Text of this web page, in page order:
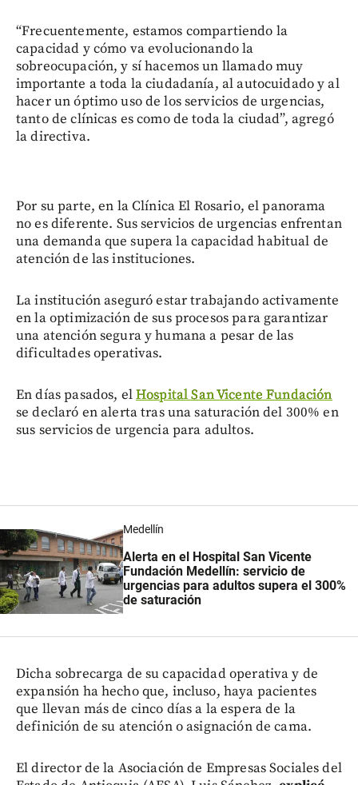
“Frecuentemente, estamos compartiendo la
capacidad y cómo va evolucionando la
sobreocupación, y sí hacemos un llamado muy
importante a toda la ciudadanía, al autocuidado y al
hacer un óptimo uso de los servicios de urgencias,
tanto de clínicas es como de toda la ciudad”, agregó
la directiva.
Por su parte, en la Clínica El Rosario, el panorama
no es diferente. Sus servicios de urgencias enfrentan
una demanda que supera la capacidad habitual de
atención de las instituciones.
La institución aseguró estar trabajando activamente
en la optimización de sus procesos para garantizar
una atención segura y humana a pesar de las
dificultades operativas.
En días pasados, elHospital San Vicente Fundación
se declaró en alerta tras una saturación del 300% en
sus servicios de urgencia para adultos.
Medellín
Alerta en el Hospital San Vicente
Fundación Medellín: servicio de
urgencias para adultos supera el 300%
de saturación
Dicha sobrecarga de su capacidad operativa y de
expansión ha hecho que, incluso, haya pacientes
que llevan más de cinco días a la espera de la
definición de su atención o asignación de cama.
El director de la Asociación de Empresas Sociales del